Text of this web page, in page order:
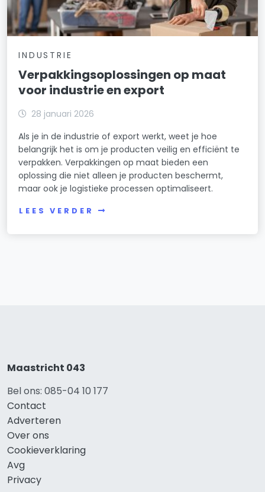
INDUSTRIE
Verpakkingsoplossingen op maat
voor industrie en export
28 januari 2026
Als je in de industrie of export werkt, weet je hoe
belangrijk het is om je producten veilig en efficiënt te
verpakken. Verpakkingen op maat bieden een
oplossing die niet alleen je producten beschermt,
maar ook je logistieke processen optimaliseert.
LEES VERDER
Maastricht 043
Bel ons: 085-04 10 177
Contact
Adverteren
Over ons
Cookieverklaring
Avg
Privacy